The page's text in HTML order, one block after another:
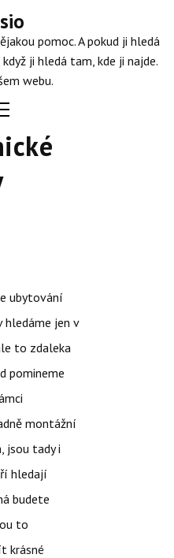
pomoc. A pokud ji hledá
ji hledá tam, kde ji najde.
webu.
ubytování
jen v
to zdaleka
pomineme
montážní
jsou tady i
hledají
budete
to
krásné